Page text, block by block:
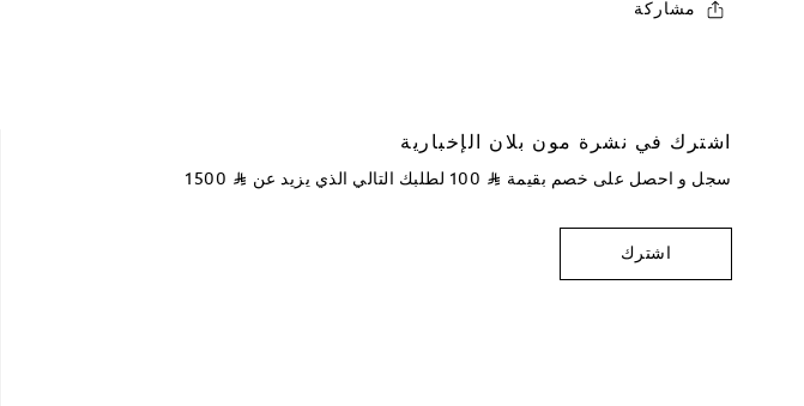
مشاركة
اشترك في نشرة مون بلان الإخبارية
سجل و احصل على خصم بقيمة ⃁ لطلبك التالي الذي يزيد عن ⃁
اشترك